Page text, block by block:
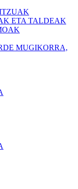
ETA TALDEAK
MUGIKORRA,